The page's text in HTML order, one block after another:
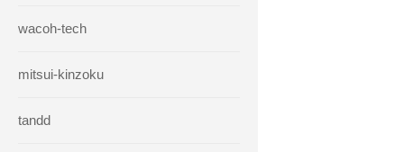
wacoh-tech
mitsui-kinzoku
tandd